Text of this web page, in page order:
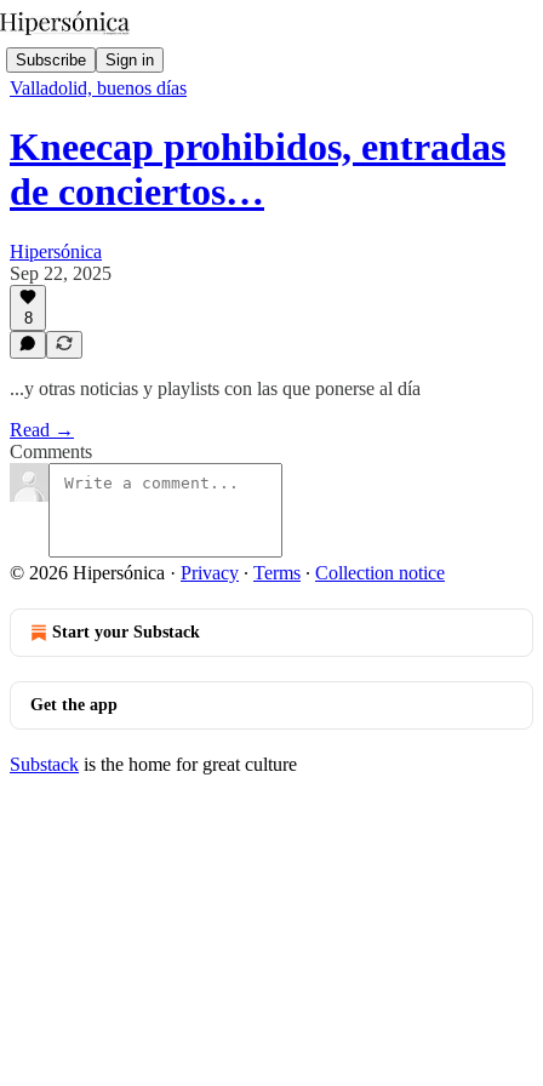
Subscribe Sign in
Valladolid, buenos días
Kneecap prohibidos, entradas
de conciertos…
Hipersónica
Sep 22, 2025
8
...y otras noticias y playlists con las que ponerse al día
Read →
Comments
© 2026 Hipersónica · Privacy ∙ Terms ∙ Collection notice
Start your Substack
Get the app
Substack is the home for great culture